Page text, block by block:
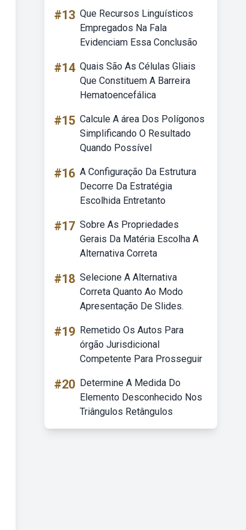
#13 Que Recursos Linguísticos
Empregados Na Fala
Evidenciam Essa Conclusão
#14 Quais São As Células Gliais
Que Constituem A Barreira
Hematoencefálica
#15 Calcule A área Dos Polígonos
Simplificando O Resultado
Quando Possível
#16 A Configuração Da Estrutura
Decorre Da Estratégia
Escolhida Entretanto
#17 Sobre As Propriedades
Gerais Da Matéria Escolha A
Alternativa Correta
#18 Selecione A Alternativa
Correta Quanto Ao Modo
Apresentação De Slides.
#19 Remetido Os Autos Para
órgão Jurisdicional
Competente Para Prosseguir
#20 Determine A Medida Do
Elemento Desconhecido Nos
Triângulos Retângulos